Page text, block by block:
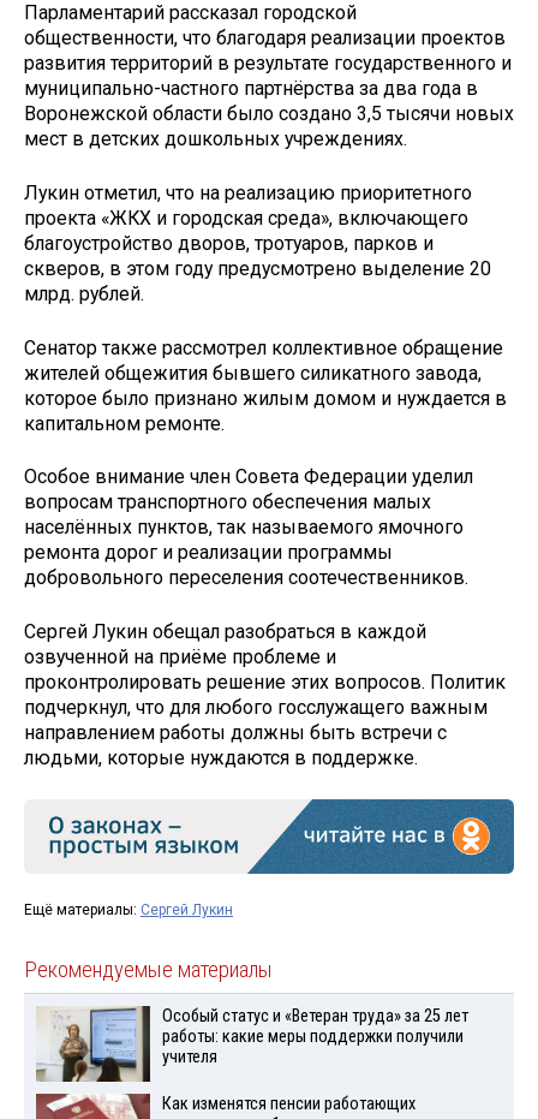
Парламентарий рассказал городской
общественности, что благодаря реализации проектов
развития территорий в результате государственного и
муниципально-частного партнёрства за два года в
Воронежской области было создано 3,5 тысячи новых
мест в детских дошкольных учреждениях.
Лукин отметил, что на реализацию приоритетного
проекта «ЖКХ и городская среда», включающего
благоустройство дворов, тротуаров, парков и
скверов, в этом году предусмотрено выделение 20
млрд. рублей.
Сенатор также рассмотрел коллективное обращение
жителей общежития бывшего силикатного завода,
которое было признано жилым домом и нуждается в
капитальном ремонте.
Особое внимание член Совета Федерации уделил
вопросам транспортного обеспечения малых
населённых пунктов, так называемого ямочного
ремонта дорог и реализации программы
добровольного переселения соотечественников.
Сергей Лукин обещал разобраться в каждой
озвученной на приёме проблеме и
проконтролировать решение этих вопросов. Политик
подчеркнул, что для любого госслужащего важным
направлением работы должны быть встречи с
людьми, которые нуждаются в поддержке.
Ещё материалы: Сергей Лукин
Рекомендуемые материалы
Особый статус и «Ветеран труда» за 25 лет
работы: какие меры поддержки получили
учителя
Как изменятся пенсии работающих